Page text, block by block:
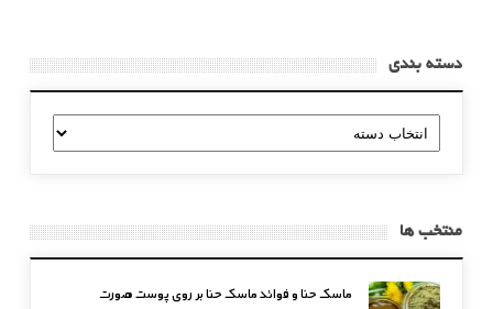
دسته بندی
دسته
بندی
منتخب ها
ماسک حنا و فوائد ماسک حنا بر روی پوست صورت